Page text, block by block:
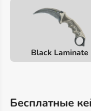
Black Laminate
Бесплатные